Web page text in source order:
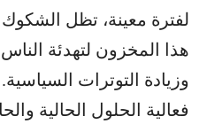
لفترة معينة، تظل
هذا المخزون لتهدئة
وزيادة التوترات
فعالية الحلول الحالية